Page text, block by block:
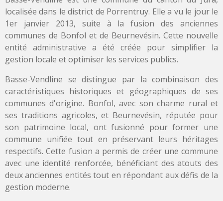
localisée dans le district de Porrentruy. Elle a vu le jour le
1er janvier 2013, suite à la fusion des anciennes
communes de Bonfol et de Beurnevésin. Cette nouvelle
entité administrative a été créée pour simplifier la
gestion locale et optimiser les services publics.
Basse-Vendline se distingue par la combinaison des
caractéristiques historiques et géographiques de ses
communes d'origine. Bonfol, avec son charme rural et
ses traditions agricoles, et Beurnevésin, réputée pour
son patrimoine local, ont fusionné pour former une
commune unifiée tout en préservant leurs héritages
respectifs. Cette fusion a permis de créer une commune
avec une identité renforcée, bénéficiant des atouts des
deux anciennes entités tout en répondant aux défis de la
gestion moderne.